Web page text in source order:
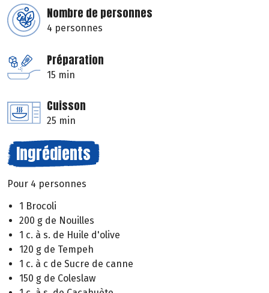
Nombre de personnes
4 personnes
Préparation
15 min
Cuisson
25 min
Ingrédients
Pour 4 personnes
1 Brocoli
200 g de Nouilles
1 c. à s. de Huile d'olive
120 g de Tempeh
1 c. à c de Sucre de canne
150 g de Coleslaw